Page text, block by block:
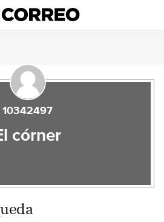
10342497
córner